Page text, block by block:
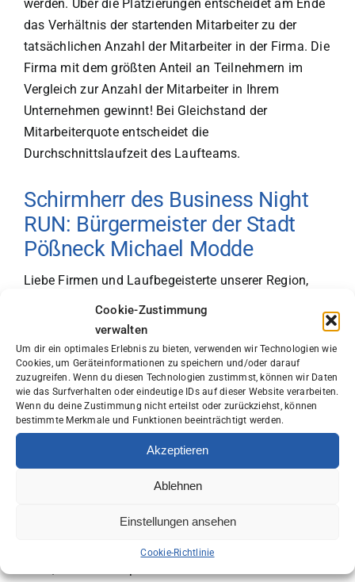
Cookie-Zustimmung
verwalten
Um dir ein optimales Erlebnis zu bieten, verwenden wir Technologien wie
Cookies, um Geräteinformationen zu speichern und/oder darauf
zuzugreifen. Wenn du diesen Technologien zustimmst, können wir Daten
wie das Surfverhalten oder eindeutige IDs auf dieser Website verarbeiten.
Wenn du deine Zustimmung nicht erteilst oder zurückziehst, können
bestimmte Merkmale und Funktionen beeinträchtigt werden.
Akzeptieren
Ablehnen
Einstellungen ansehen
Cookie-Richtlinie
werden. Über die Platzierungen entscheidet am Ende
das Verhältnis der startenden Mitarbeiter zu der
tatsächlichen Anzahl der Mitarbeiter in der Firma. Die
Firma mit dem größten Anteil an Teilnehmern im
Vergleich zur Anzahl der Mitarbeiter in Ihrem
Unternehmen gewinnt! Bei Gleichstand der
Mitarbeiterquote entscheidet die
Durchschnittslaufzeit des Laufteams.
Schirmherr des Business Night
RUN: Bürgermeister der Stadt
Pößneck Michael Modde
Liebe Firmen und Laufbegeisterte unserer Region,
seien Sie dabei, wenn sich Pößneck am 20. März
Laufstrecke verwandelt! Als Bürgermeister der Stadt
und Schirmherr des Firmenlaufs lade ich Sie herzlich
ein, an dieser besonderen Veranstaltung
teilzunehmen.
Saale-Orla eG, die als Organisator einmal mehr unter
das klassische Bankgeschäft hinausgeht. Denn der
Lauf dient erneut einem guten Zweck und ich freue